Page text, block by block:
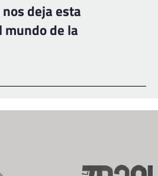
deja esta
mundo de la